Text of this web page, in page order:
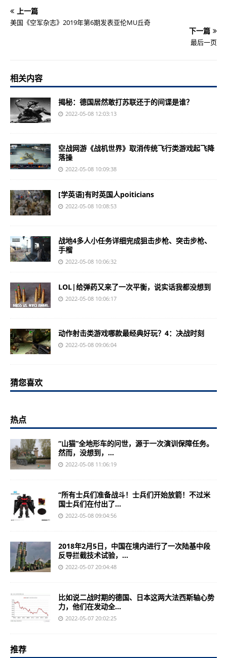
上一篇
美国《空军杂志》2019年第6期发表亚伦MU丘奇
下一篇
最后一页
相关内容
揭秘：德国居然敢打苏联还于的间谍是谁？
2022-05-08 12:03:13
空战网游《战机世界》取消传统飞行类游戏起飞降
落操
2022-05-08 10:09:38
[学英语]有时英国人poiticians
2022-05-08 10:08:53
战地4多人小任务详细完成狙击步枪、突击步枪、
手榴
2022-05-08 10:06:32
LOL|给弹药又来了一次平衡，说实话我都没想到
2022-05-08 10:06:17
动作射击类游戏哪款最经典好玩？4：决战时刻
2022-05-08 09:06:04
猜您喜欢
热点
“山猫”全地形车的问世，源于一次演训保障任务。
然而，没想到，...
2022-05-08 11:06:19
“所有士兵们准备战斗！士兵们开始放箭！不过米
国士兵们在付出了...
2022-05-08 09:04:56
2018年2月5日，中国在境内进行了一次陆基中段
反导拦截技术试验，...
2022-05-07 20:04:48
比如说二战时期的德国、日本这两大法西斯轴心势
力，他们在发动全...
2022-05-07 20:02:25
推荐